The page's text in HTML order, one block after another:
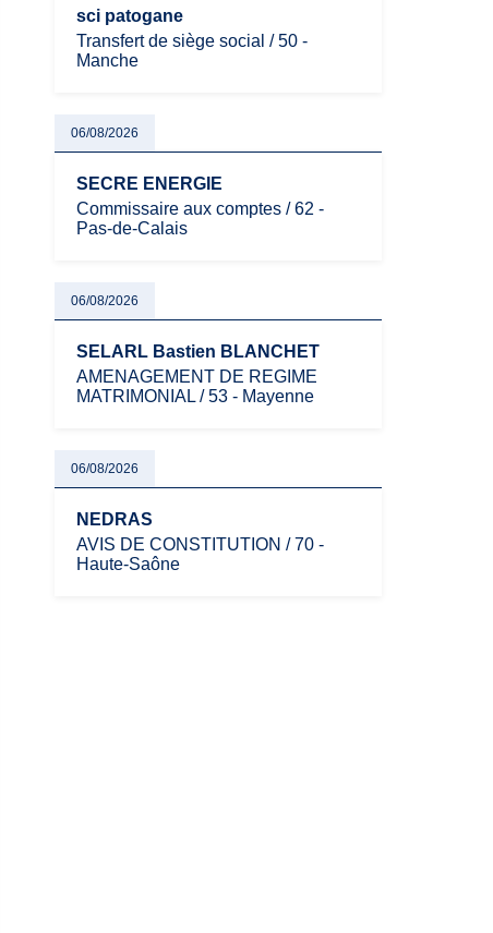
sci patogane
Transfert de siège social / 50 -
Manche
06/08/2026
SECRE ENERGIE
Commissaire aux comptes / 62 -
Pas-de-Calais
06/08/2026
SELARL Bastien BLANCHET
AMENAGEMENT DE REGIME
MATRIMONIAL / 53 - Mayenne
06/08/2026
NEDRAS
AVIS DE CONSTITUTION / 70 -
Haute-Saône